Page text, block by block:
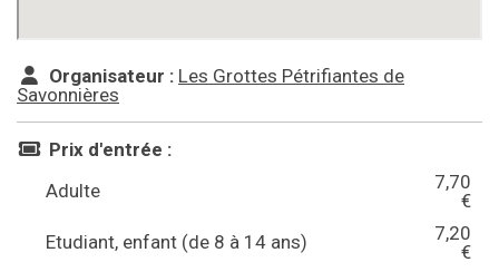
Organisateur : Les Grottes Pétrifiantes de
Savonnières
Prix d'entrée :
Adulte
7,70
€
Etudiant, enfant (de 8 à 14 ans)
7,20
€